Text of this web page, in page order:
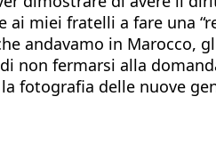
miei fratelli a fare una
andavamo in Marocco,
non fermarsi alla
fotografia delle nuove